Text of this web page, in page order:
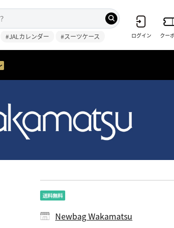
#JALカレンダー #スーツケース ログイン クー
Newbag Wakamatsu